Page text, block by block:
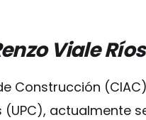
Viale Ríos
Construcción
actualmente